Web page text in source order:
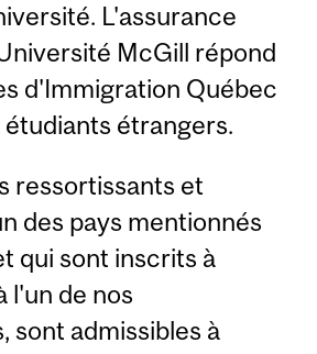
L'assurance
McGill répond
d'Immigration Québec
étrangers.
ressortissants et
des pays mentionnés
qui sont inscrits à
l'un de nos
sont admissibles à